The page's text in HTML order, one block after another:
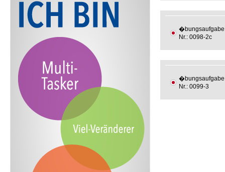
�bungsaufgabe
Nr.: 0098-2c
�bungsaufgabe
Nr.: 0099-3